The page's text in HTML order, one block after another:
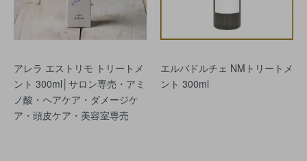
アレラ エストリモ トリートメ
ント 300ml│サロン専売・アミ
ノ酸・ヘアケア・ダメージケ
ア・頭皮ケア・美容室専売
エルバドルチェ NMトリートメ
ント 300ml